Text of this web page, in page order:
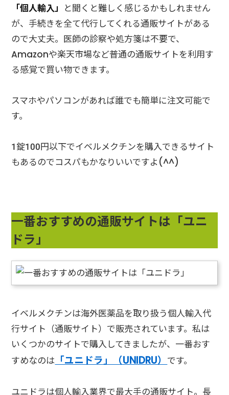
「個人輸入」 と聞くと難しく感じるかもしれません
が、手続きを全て代行してくれる通販サイトがある
ので大丈夫。医師の診察や処方箋は不要で、
Amazonや楽天市場など普通の通販サイトを利用す
る感覚で買い物できます。
スマホやパソコンがあれば誰でも簡単に注文可能で
す。
1錠100円以下でイベルメクチンを購入できるサイト
もあるのでコスパもかなりいいですよ(^^)
一番おすすめの通販サイトは「ユニ
ドラ」
イベルメクチンは海外医薬品を取り扱う個人輸入代
行サイト（通販サイト）で販売されています。私は
いくつかのサイトで購入してきましたが、一番おす
すめなのは 「ユニドラ」（UNIDRU） です。
ユニドラは個人輸入業界で最大手の通販サイト。長